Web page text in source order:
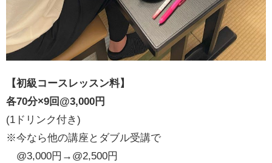
【初級コースレッスン料】
各70分×9回@3,000円
(1ドリンク付き)
※今なら他の講座とダブル受講で
@3,000円→@2,500円